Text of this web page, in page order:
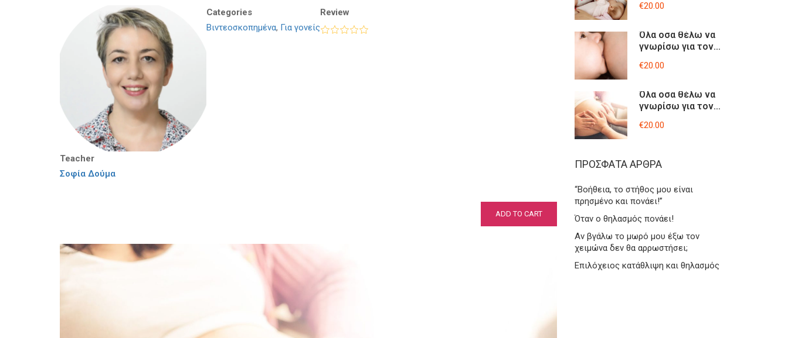
Teacher
Σοφία Δούμα
Categories
Βιντεοσκοπημένα, Για γονείς
Review
ADD TO CART
€20.00
Όλα οσα θέλω να
γνωρίσω για τον
lesson
€20.00
Όλα οσα θέλω να
γνωρίσω για τον
Βιντεοσκοπημένο
€20.00
ΠΡΌΣΦΑΤΑ ΆΡΘΡΑ
“Βοήθεια, το στήθος μου είναι
πρησμένο και πονάει!”
Όταν ο θηλασμός πονάει!
Αν βγάλω το μωρό μου έξω τον
χειμώνα δεν θα αρρωστήσει;
Επιλόχειος κατάθλιψη και θηλασμός